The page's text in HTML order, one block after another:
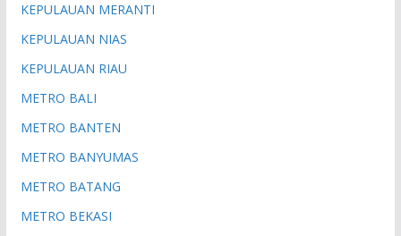
KEPULAUAN MERANTI
KEPULAUAN NIAS
KEPULAUAN RIAU
METRO BALI
METRO BANTEN
METRO BANYUMAS
METRO BATANG
METRO BEKASI